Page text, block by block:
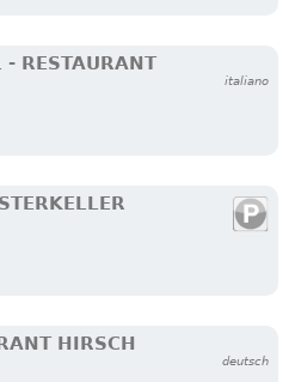
- RESTAURANT
italiano
HIRSCH
deutsch